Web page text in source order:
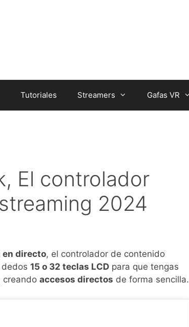
Tutoriales Streamers Gafas VR
El controlador
2024
en directo, el controlador de contenido
15 o 32 teclas LCD para que tengas
creando accesos directos de forma sencilla.